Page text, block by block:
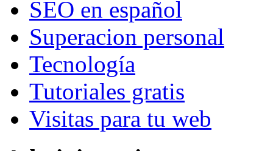
SEO en español
Superacion personal
Tecnología
Tutoriales gratis
Visitas para tu web